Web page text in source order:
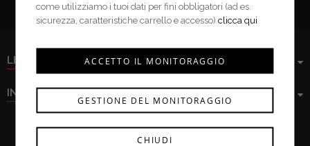
LINK UTILI
INFORMAZIONI
Ferramenta Cima s.r.l. © 2021
come utilizziamo i tuoi dati per fini obbligatori (ad es.
sicurezza, caratteristiche carrello e accesso)clicca qui
CHIUDI
GESTIONE DEL MONITORAGGIO
ACCETTO IL MONITORAGGIO